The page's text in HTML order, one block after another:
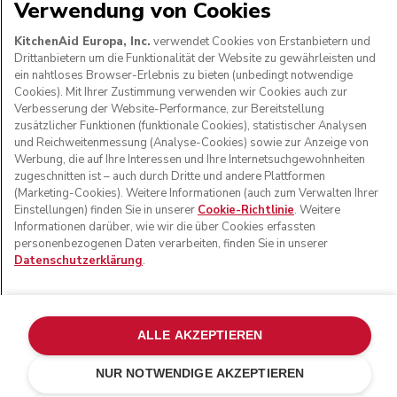
FOLGEN SIE UNS
Marken in den USA und in anderen Ländern.
Meine cookies verwalten
Datenschutzerklärung
Cookie-Erklärung
Andere Länder Online-Schlichtung
Verwendung von Cookies
KitchenAid Europa, Inc. verwendet Cookies von Erstanbietern und
Drittanbietern um die Funktionalität der Website zu gewährleisten und
ein nahtloses Browser-Erlebnis zu bieten (unbedingt notwendige
Cookies). Mit Ihrer Zustimmung verwenden wir Cookies auch zur
Verbesserung der Website-Performance, zur Bereitstellung
zusätzlicher Funktionen (funktionale Cookies), statistischer Analysen
und Reichweitenmessung (Analyse-Cookies) sowie zur Anzeige von
Werbung, die auf Ihre Interessen und Ihre Internetsuchgewohnheiten
zugeschnitten ist – auch durch Dritte und andere Plattformen
(Marketing-Cookies). Weitere Informationen (auch zum Verwalten Ihrer
Einstellungen) finden Sie in unserer Cookie-Richtlinie. Weitere
Informationen darüber, wie wir die über Cookies erfassten
personenbezogenen Daten verarbeiten, finden Sie in unserer
Datenschutzerklärung.
NUR NOTWENDIGE AKZEPTIEREN
ALLE AKZEPTIEREN